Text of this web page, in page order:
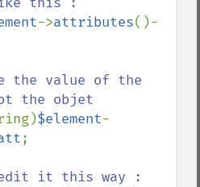
->attributes()-
the value of the
$element-
;